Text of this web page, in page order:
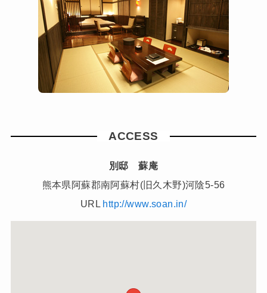
ACCESS
別邸 蘇庵
熊本県阿蘇郡南阿蘇村(旧久木野)河陰5-56
URL http://www.soan.in/